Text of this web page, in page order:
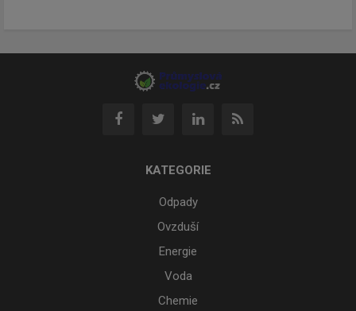
KATEGORIE
Odpady
Ovzduší
Energie
Voda
Chemie